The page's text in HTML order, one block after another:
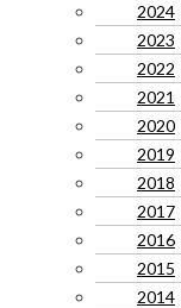
2024
2023
2022
2021
2020
2019
2018
2017
2016
2015
2014